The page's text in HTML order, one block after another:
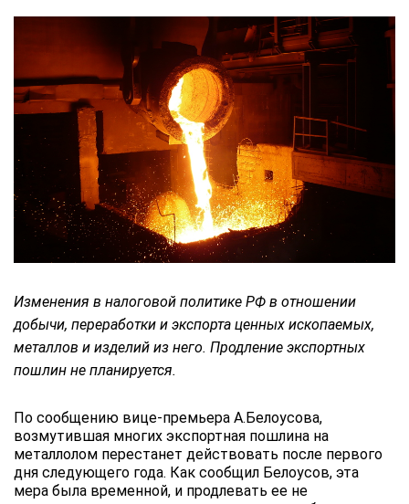
Изменения в налоговой политике РФ в отношении
добычи, переработки и экспорта ценных ископаемых,
металлов и изделий из него. Продление экспортных
пошлин не планируется.
По сообщению вице-премьера А.Белоусова,
возмутившая многих экспортная пошлина на
металлолом перестанет действовать после первого
дня следующего года. Как сообщил Белоусов, эта
мера была временной, и продлевать ее не